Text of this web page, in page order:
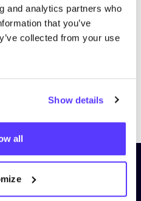
and analytics partners who
that you’ve
collected from your use
Show details
all
PreviousNext
Newsletter
Laufenden!